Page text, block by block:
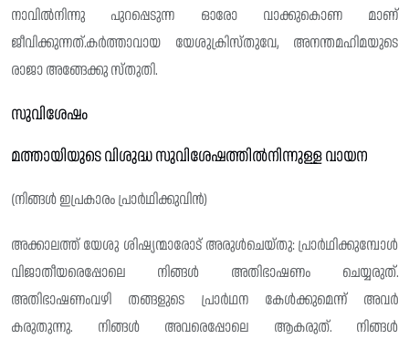
നാവിൽനിന്നു പുറപ്പെടുന്ന ഓരോ വാക്കുകൊണ മാണ്
ജീവിക്കുന്നത്.കർത്താവായ യേശുക്രിസ്‌തുവേ, അനന്തമഹിമയുടെ
രാജാ അങ്ങേക്കു സ്തുതി.
സുവിശേഷം
മത്തായിയുടെ വിശുദ്ധ സുവിശേഷത്തിൽനിന്നുള്ള വായന
(നിങ്ങൾ ഇപ്രകാരം പ്രാർഥിക്കുവിൻ)
അക്കാലത്ത് യേശു ശിഷ്യന്മാരോട് അരുൾചെയ്‌തു: പ്രാർഥിക്കുമ്പോൾ
വിജാതീയരെപ്പോലെ നിങ്ങൾ അതിഭാഷണം ചെയ്യരുത്.
അതിഭാഷണംവഴി തങ്ങളുടെ പ്രാർഥന കേൾക്കുമെന്ന് അവർ
കരുതുന്നു. നിങ്ങൾ അവരെപ്പോലെ ആകരുത്. നിങ്ങൾ